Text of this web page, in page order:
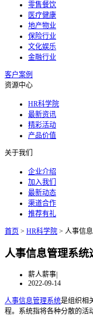
零售餐饮
医疗健康
地产物业
保险行业
文化娱乐
金融行业
客户案例
资源中心
HR科学院
最新资讯
精彩活动
产品价值
关于我们
企业介绍
加入我们
最新动态
渠道合作
推荐有礼
首页 > HR科学院 > 人事信
人事信息管理系统
薪人薪事|
2022-09-14
人事信息管理系统是组织相
程。系统指将各种分散的活